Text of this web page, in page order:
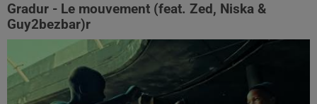
Gradur - Le mouvement (feat. Zed, Niska &
Guy2bezbar)r